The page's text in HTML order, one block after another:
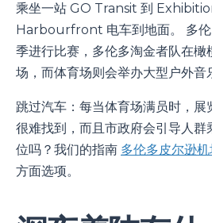
乘坐一站 GO Transit 到
Harbourfront 电车到地面。 多伦
季进行比赛，多伦多淘金者队在橄
场，而体育场则会举办大型户外音
跳过汽车：每当体育场满员时，
很难找到，而且市政府会引导人群
位吗？我们的指南 多伦多皮尔逊
方面选项。